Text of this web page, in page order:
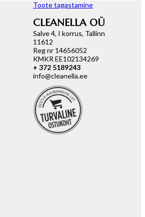
Toote tagastamine
CLEANELLA OÜ
Salve 4, I korrus, Tallinn
11612
Reg nr 14656052
KMKR EE102134269
+ 372 5189243
info@cleanella.ee